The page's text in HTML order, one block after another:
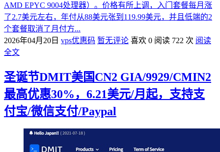
AMD EPYC 9004处理器）。价格有所上调，入门套餐每月涨
了2.7美元左右，年付从88美元张到119.99美元，并且低端的2
个套餐取消了月付方...
2026年04月20日 vps优惠码 暂无评论 喜欢 0 阅读 722 次 阅读
全文
圣诞节DMIT美国CN2 GIA/9929/CMIN2
最高优惠30%，6.21美元/月起，支持支
付宝/微信支付/Paypal